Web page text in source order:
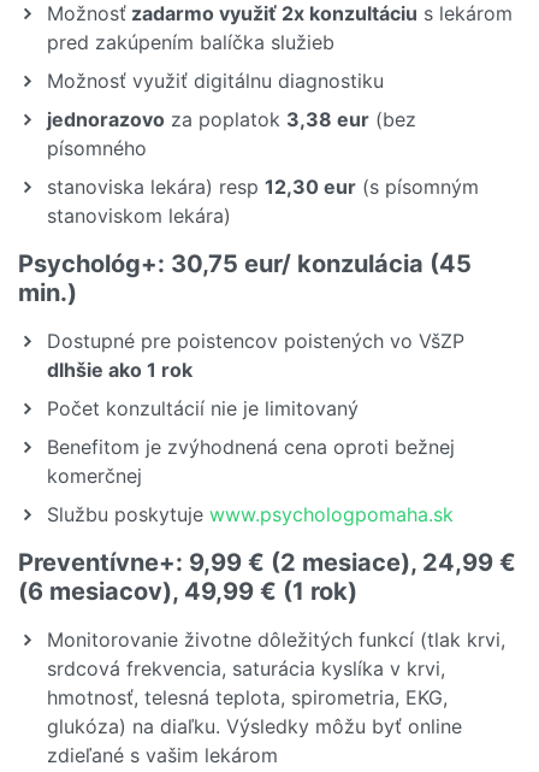
Možnosť zadarmo využiť 2x konzultáciu s lekárom
pred zakúpením balíčka služieb
Možnosť využiť digitálnu diagnostiku
jednorazovo za poplatok 3,38 eur (bez
písomného
stanoviska lekára) resp 12,30 eur (s písomným
stanoviskom lekára)
Psychológ+: 30,75 eur/ konzulácia (45
min.)
Dostupné pre poistencov poistených vo VšZP
dlhšie ako 1 rok
Počet konzultácií nie je limitovaný
Benefitom je zvýhodnená cena oproti bežnej
komerčnej
Službu poskytuje www.psychologpomaha.sk
Preventívne+: 9,99 € (2 mesiace), 24,99 €
(6 mesiacov), 49,99 € (1 rok)
Monitorovanie životne dôležitých funkcí (tlak krvi,
srdcová frekvencia, saturácia kyslíka v krvi,
hmotnosť, telesná teplota, spirometria, EKG,
glukóza) na diaľku. Výsledky môžu byť online
zdieľané s vašim lekárom